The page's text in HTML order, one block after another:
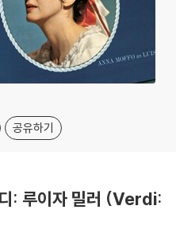
공유하기
: 루이자 밀러 (Verdi: